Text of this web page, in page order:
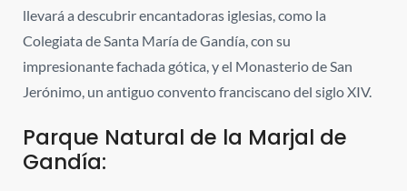
llevará a descubrir encantadoras iglesias, como la
Colegiata de Santa María de Gandía, con su
impresionante fachada gótica, y el Monasterio de San
Jerónimo, un antiguo convento franciscano del siglo XIV.
Parque Natural de la Marjal de
Gandía: